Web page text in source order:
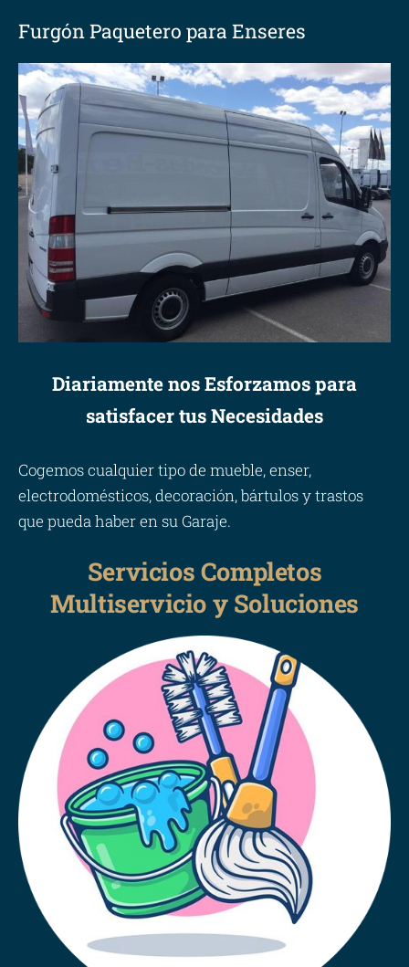
Furgón Paquetero para Enseres
Diariamente nos Esforzamos para
satisfacer tus Necesidades
Cogemos cualquier tipo de mueble, enser,
electrodomésticos, decoración, bártulos y trastos
que pueda haber en su Garaje.
Servicios Completos
Multiservicio y Soluciones